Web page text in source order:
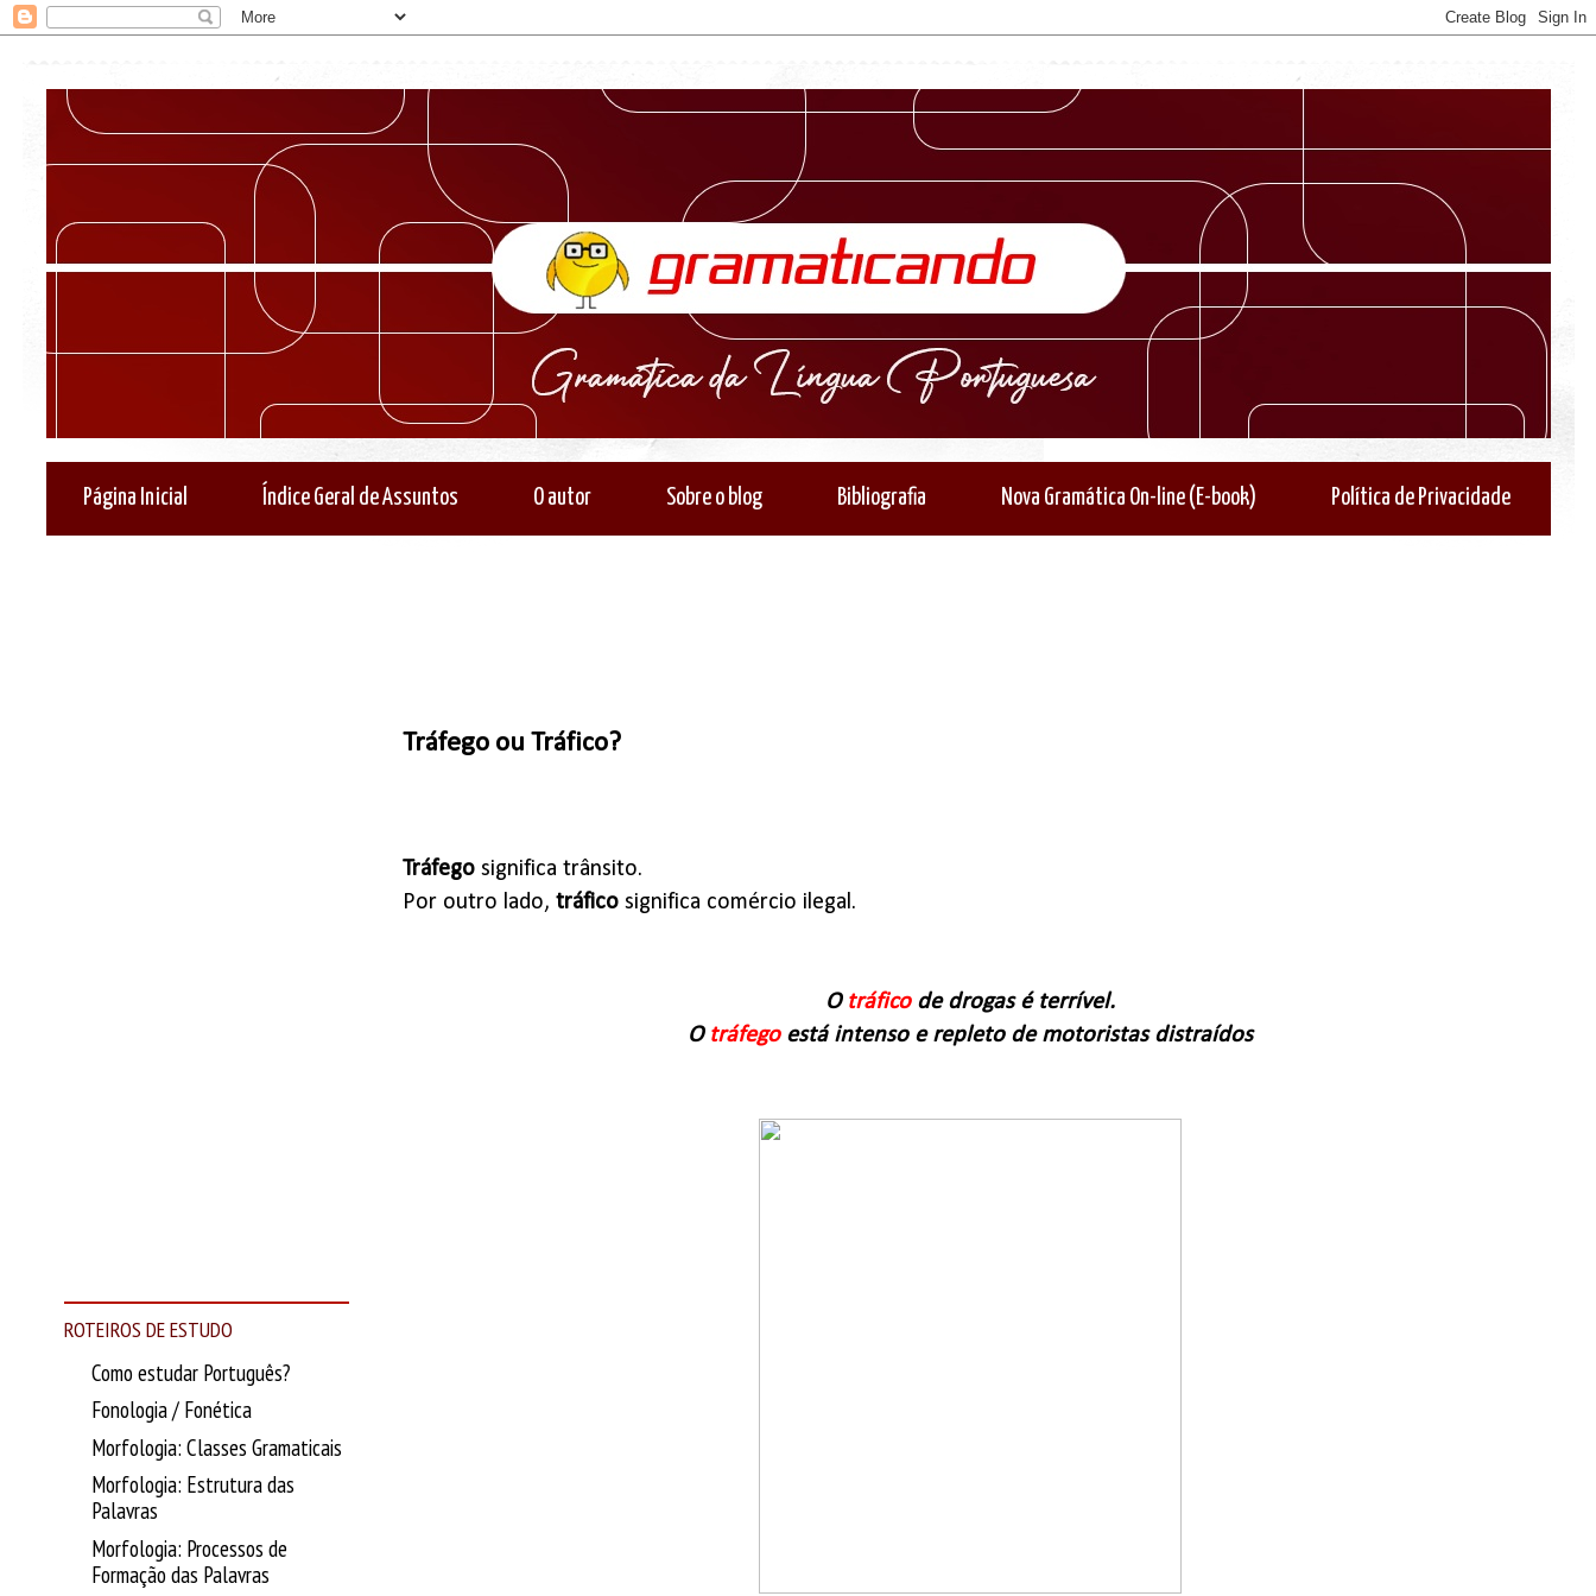
Página Inicial Índice Geral de Assuntos O autor Sobre o blog Bibliografia Nova Gramática On-line (E-book) Política de Privacidade
Tráfego ou Tráfico?
Tráfegosignifica trânsito.
Por outro lado, tráficosignifica comércio ilegal.
O tráficode drogas é terrível.
O tráfegoestá intenso e repleto de motoristas distraídos
ROTEIROS DE ESTUDO
Como estudar Português?
Fonologia / Fonética
Morfologia: Classes Gramaticais
Morfologia: Estrutura das
Palavras
Morfologia: Processos de
Formação das Palavras